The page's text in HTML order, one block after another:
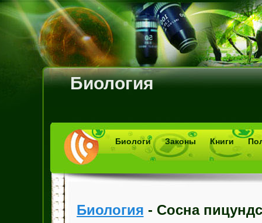
Биология
Биологи Законы Книги
Биология - Сосна